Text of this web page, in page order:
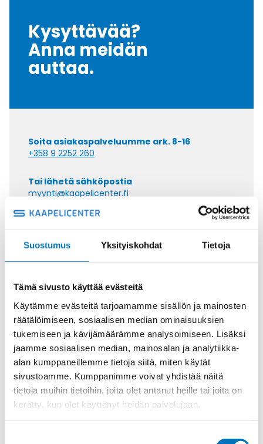
Suostumus Yksityiskohdat Tietoja
Tämä sivusto käyttää evästeitä
Käytämme evästeitä tarjoamamme sisällön ja mainosten
räätälöimiseen, sosiaalisen median ominaisuuksien
tukemiseen ja kävijämäärämme analysoimiseen. Lisäksi
jaamme sosiaalisen median, mainosalan ja analytiikka-
alan kumppaneillemme tietoja siitä, miten käytät
sivustoamme. Kumppanimme voivat yhdistää näitä
tietoja muihin tietoihin, joita olet antanut heille tai joita on
kerätty, kun olet käyttänyt heidän palvelujaan.
Kysyttävää?
Anna meidän
auttaa.
Soita asiakaspalveluumme ark. 8-16
+358 9 2252 260
Tai lähetä sähköpostia
myynti@kaapelicenter.fi
Saman kaapelin eri versiot
Ohjauskaapeli ÖPVC-JZ 7G4
Ohjauskaapeli ÖPVC-JZ 3G6